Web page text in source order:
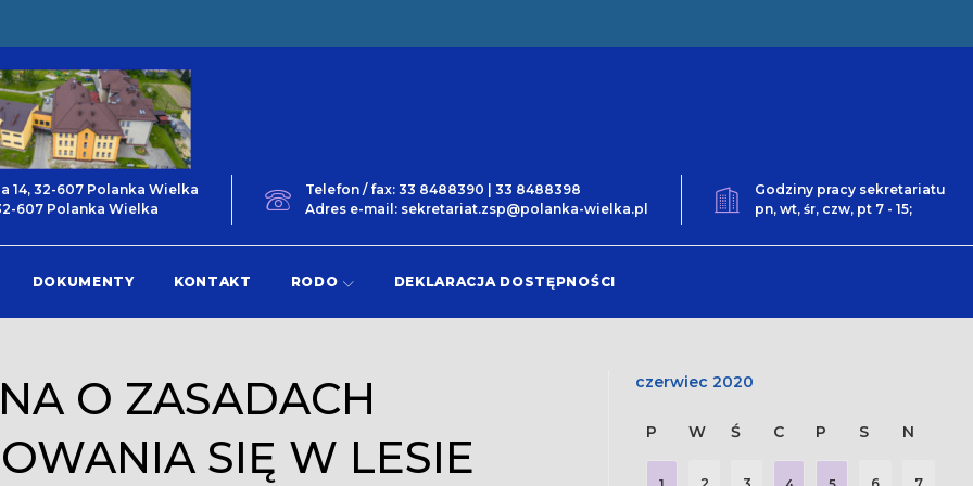
14, 32-607 Polanka Wielka
607 Polanka Wielka
Telefon / fax: 33 8488390 | 33 8488398
Adres e-mail: sekretariat.zsp@polanka-wielka.pl
Godziny pracy sekretariatu
pn, wt, śr, czw, pt 7 - 15;
DOKUMENTY KONTAKT RODO DEKLARACJA DOSTĘPNOŚCI
O ZASADACH
SIĘ W LESIE
czerwiec 2020
P W Ś C P S N